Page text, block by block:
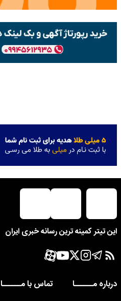
این تیتر کمینه ترین رسانه خبری ایران
درباره مــــــا
تماس با مــــــا